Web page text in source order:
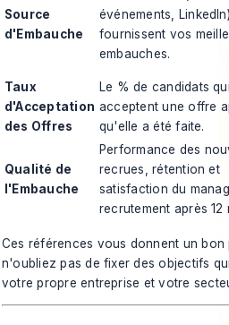
Source
d'Embauche
événements,
fournissent vos
embauches.
Taux
d'Acceptation
des Offres
Le % de candidats
acceptent une offre
qu'elle a été faite.
Qualité de
l'Embauche
Performance des
recrues, rétention et
satisfaction du
recrutement après 12
Ces références vous donnent un bon
n'oubliez pas de fixer des objectifs
votre propre entreprise et votre